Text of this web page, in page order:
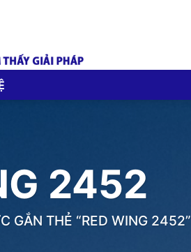
2452
GẮN THẺ “RED WING 2452”